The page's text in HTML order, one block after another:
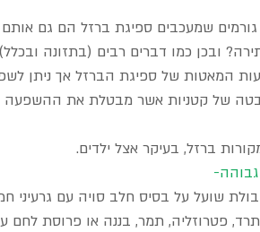
שמעכבים ספיגת ברזל הם גם
ובכן כמו דברים רבים (בתזונה
המאטות של ספיגת הברזל אך ניתן
ברזל, בעיקר אצל ילדים.
שועל על בסיס חלב סויה עם גרעיני
תרד, פטרוזליה, תמר, בננה או פרוסת